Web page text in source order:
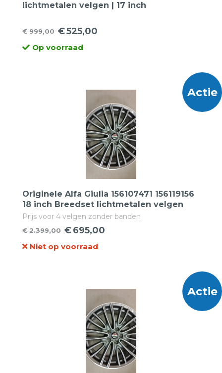
lichtmetalen velgen | 17 inch
€999,00
Oorspronkelijke
prijs
€525,00
Huidige
prijsOp voorraad
Actie
Originele Alfa Giulia 156107471 156119156
18 inch Breedset lichtmetalen velgen
Prijs voor 4 velgen zonder banden
€2.399,00
Oorspronkelijke
prijs
€695,00
Huidige
prijs
Niet op voorraad
Actie